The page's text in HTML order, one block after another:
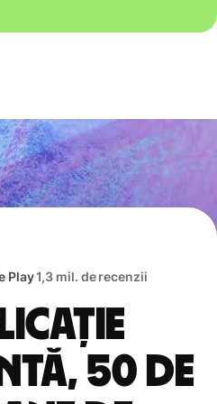
Play1,3 mil. de recenzii
50 de